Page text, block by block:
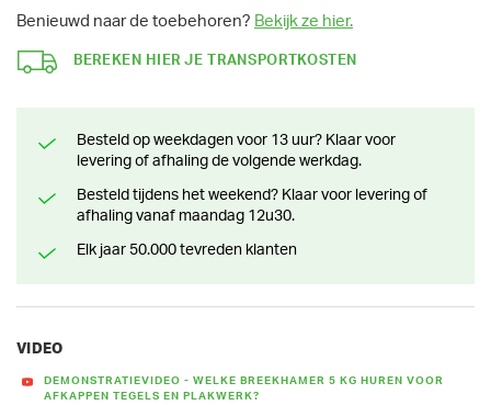
Benieuwd naar de toebehoren? Bekijk ze hier.
BEREKEN HIER JE TRANSPORTKOSTEN
Besteld op weekdagen voor 13 uur? Klaar voor
levering of afhaling de volgende werkdag.
Besteld tijdens het weekend? Klaar voor levering of
afhaling vanaf maandag 12u30.
Elk jaar 50.000 tevreden klanten
VIDEO
DEMONSTRATIEVIDEO - WELKE BREEKHAMER 5 KG HUREN VOOR
AFKAPPEN TEGELS EN PLAKWERK?